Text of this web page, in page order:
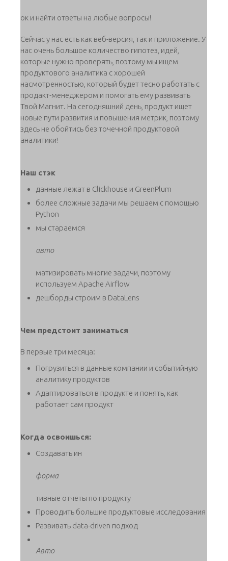
ок и найти ответы на любые вопросы!
Сейчас у нас есть как веб-версия, так и приложение. У
нас очень большое количество гипотез, идей,
которые нужно проверять, поэтому мы ищем
продуктового аналитика с хорошей
насмотренностью, который будет тесно работать с
продакт-менеджером и помогать ему развивать
Твой Магнит. На сегодняшний день, продукт ищет
новые пути развития и повышения метрик, поэтому
здесь не обойтись без точечной продуктовой
аналитики!
Наш стэк
данные лежат в Clickhouse и GreenPlum
более сложные задачи мы решаем с помощью
Python
мы стараемся
авто
матизировать многие задачи, поэтому
используем Apache Airflow
дешборды строим в DataLens
Чем предстоит заниматься
В первые три месяца:
Погрузиться в данные компании и событийную
аналитику продуктов
Адаптироваться в продукте и понять, как
работает сам продукт
Когда освоишься:
Создавать ин
форма
тивные отчеты по продукту
Проводить большие продуктовые исследования
Развивать data-driven подход
Авто